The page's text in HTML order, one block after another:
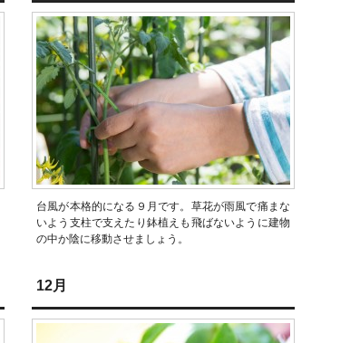
台風が本格的になる９月です。草花が雨風で痛まな
いよう支柱で支えたり鉢植えも飛ばないように建物
の中か陰に移動させましょう。
12月